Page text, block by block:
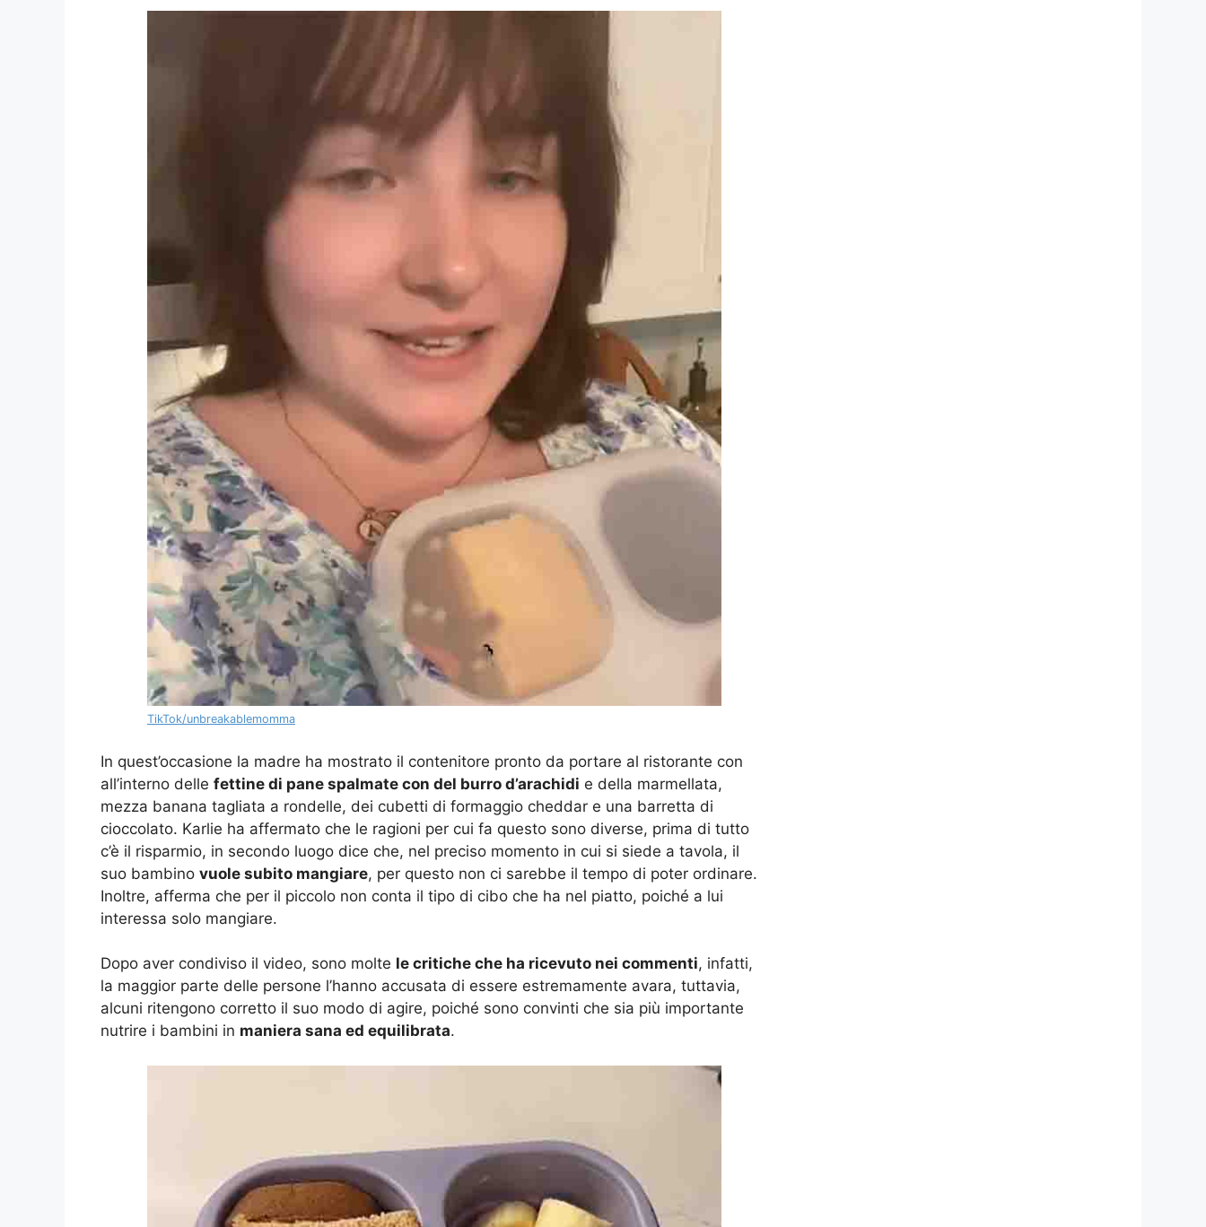
TikTok/unbreakablemomma
In quest’occasione la madre ha mostrato il contenitore pronto da portare al ristorante con
all’interno delle fettine di pane spalmate con del burro d’arachidi e della marmellata,
mezza banana tagliata a rondelle, dei cubetti di formaggio cheddar e una barretta di
cioccolato. Karlie ha affermato che le ragioni per cui fa questo sono diverse, prima di tutto
c’è il risparmio, in secondo luogo dice che, nel preciso momento in cui si siede a tavola, il
suo bambino vuole subito mangiare, per questo non ci sarebbe il tempo di poter ordinare.
Inoltre, afferma che per il piccolo non conta il tipo di cibo che ha nel piatto, poiché a lui
interessa solo mangiare.
Dopo aver condiviso il video, sono molte le critiche che ha ricevuto nei commenti, infatti,
la maggior parte delle persone l’hanno accusata di essere estremamente avara, tuttavia,
alcuni ritengono corretto il suo modo di agire, poiché sono convinti che sia più importante
nutrire i bambini in maniera sana ed equilibrata.